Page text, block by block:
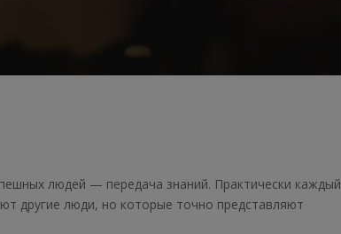
людей — передача знаний. Практически каждый
другие люди, но которые точно представляют